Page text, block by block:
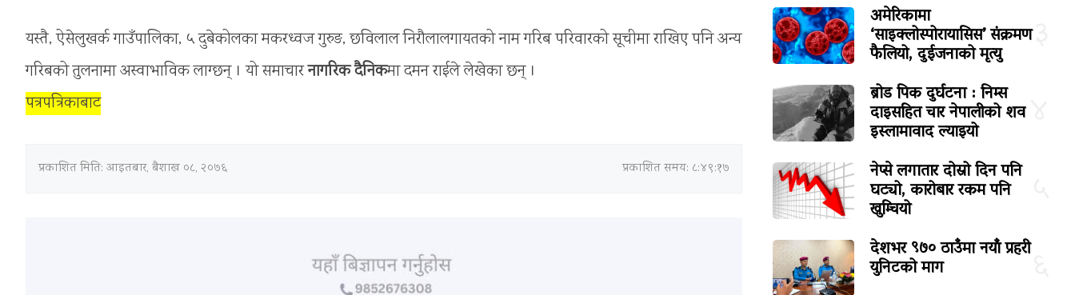
यस्तै, ऐसेलुखर्क गाउँपालिका, ५ दुबेकोलका मकरध्वज गुरुङ, छविलाल निरौलालगायतको नाम गरिब परिवारको सूचीमा राखिए पनि अन्य
गरिबको तुलनामा अस्वाभाविक लाग्छन् । यो समाचारनागरिक दैनिकमा दमन राईले लेखेका छन् ।
पत्रपत्रिकाबाट
प्रकाशित मिति: आइतबार, बैशाख ०८, २०७६ प्रकाशित समय: ८:४९:१७
३
अमेरिकामा
‘साइक्लोस्पोरायासिस’ संक्रमण
फैलियो, दुईजनाको मृत्यु
ब्रोड पिक दुर्घटना : निम्स
दाइसहित चार नेपालीको शव
इस्लामावाद ल्याइयो
नेप्से लगातार दोस्रो दिन पनि
घट्यो, कारोबार रकम पनि
खुम्चियो
देशभर ९७० ठाउँमा नयाँ प्रहरी
युनिटको माग